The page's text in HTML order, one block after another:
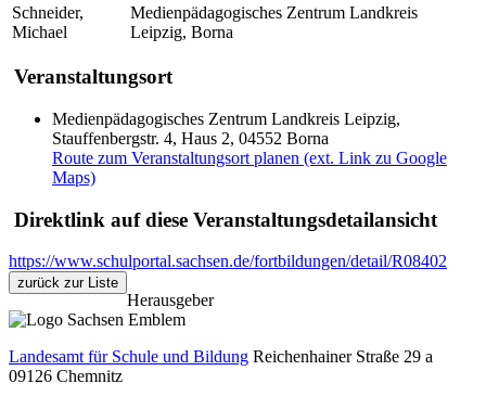
Schneider,
Michael
Medienpädagogisches Zentrum Landkreis
Leipzig, Borna
Veranstaltungsort
Medienpädagogisches Zentrum Landkreis Leipzig,
Stauffenbergstr. 4, Haus 2, 04552 Borna
Route zum Veranstaltungsort planen (ext. Link zu Google
Maps)
Direktlink auf diese Veranstaltungsdetailansicht
https://www.schulportal.sachsen.de/fortbildungen/detail/R08402
zurück zur Liste
Herausgeber
Landesamt für Schule und Bildung Reichenhainer Straße 29 a
09126 Chemnitz